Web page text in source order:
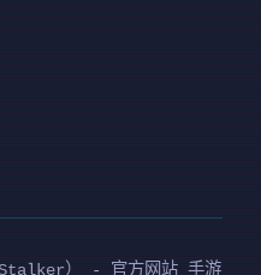
） - 官方网站 手游